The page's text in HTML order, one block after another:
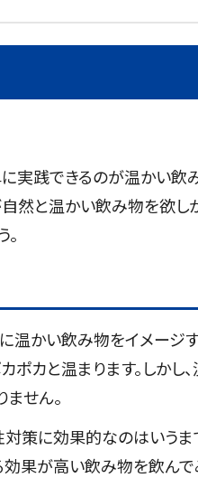
実践できるのが温かい飲
と温かい飲み物を欲し
かい飲み物をイメージ
カと温まります。しかし
せん。
に効果的なのはいうま
果が高い飲み物を飲ん